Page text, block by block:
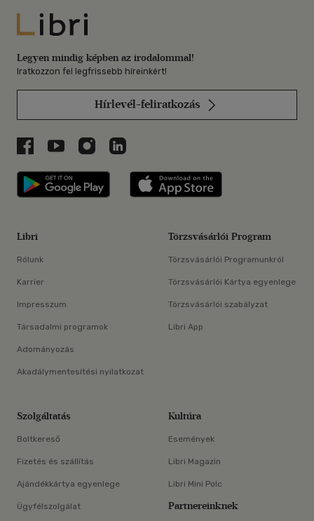
Libri
Legyen mindig képben az irodalommal!
Iratkozzon fel legfrissebb híreinkért!
Hírlevél-feliratkozás
Libri a Facebookon
Libri a Youtube-on
Libri az Instagramon
Libri a LinkedInen
Libri applikáció Szerezd meg: Google
Libri
Rólunk
Karrier
Impresszum
Társadalmi programok
Adományozás
Akadálymentesítési nyilatkozat
Törzsvásárlói Program
Törzsvásárlói Programunkról
Törzsvásárlói Kártya egyenlege
Törzsvásárlói szabályzat
Libri App
Szolgáltatás
Boltkereső
Fizetés és szállítás
Ajándékkártya egyenlege
Ügyfélszolgálat
Kultúra
Események
Libri Magazin
Libri Mini Polc
Partnereinknek